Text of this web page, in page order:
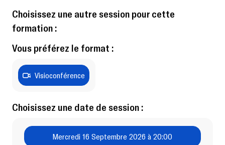
Choisissez une autre session pour cette
formation :
Vous préférez le format :
Visioconférence
Choisissez une date de session :
Mercredi 16 Septembre 2026 à 20:00